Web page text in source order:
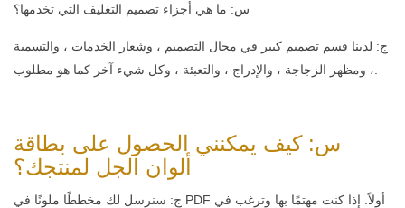
س: ما هي أجزاء تصميم التغليف التي تخدمها؟
ج: لدينا قسم تصميم كبير في مجال التصميم ، وشعار الخدمات ، والتسمية
س: كيف يمكنني الحصول على بطاقة
ألوان الجل لمنتجك؟
ج: سنرسل لك مخططًا ملونًا في PDF أولاً. إذا كنت مهتمًا بها وترغب في